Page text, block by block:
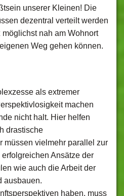
unserer Kleinen! Die
dezentral verteilt werden
nah am Wohnort
Weg gehen können.
als extremer
machen
nicht halt. Hier helfen
drastische
müssen vielmehr parallel zur
Ansätze der
wie auch die Arbeit der
ausbauen.
haben, muss